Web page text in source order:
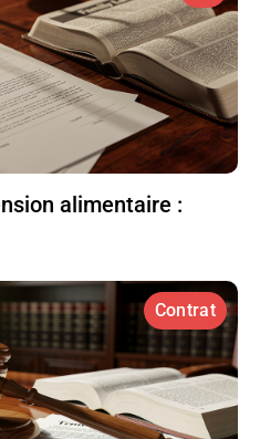
alimentaire :
Contrat